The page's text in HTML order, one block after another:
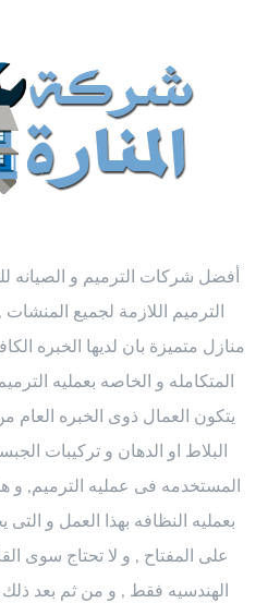
أفضل شركات الترميم و الصيانه
الترميم اللازمة لجميع
منازل متميزة بان لديها الخبره
المتكامله و الخاصه بعمليه
يتكون العمال ذوى الخبره العام
البلاط او الدهان و تركيبات
المستخدمه فى عمليه الترميم, و
بعمليه النظافه بهذا العمل و التى
على المفتاح , و لا تحتاج سوى
الهندسيه فقط , و من ثم بعد